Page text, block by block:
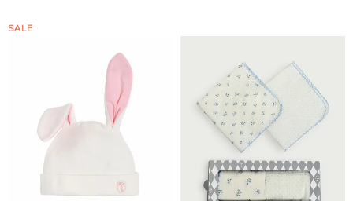
SALE